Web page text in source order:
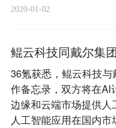
2020-01-02
鲲云科技同戴尔集
36氪获悉，鲲云科技
作备忘录，双方将在AI
边缘和云端市场提供
人工智能应用在国内市